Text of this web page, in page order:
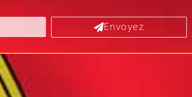
Envoyez